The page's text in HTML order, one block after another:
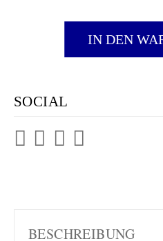
IN DEN
SOCIAL
BESCHREIBUNG